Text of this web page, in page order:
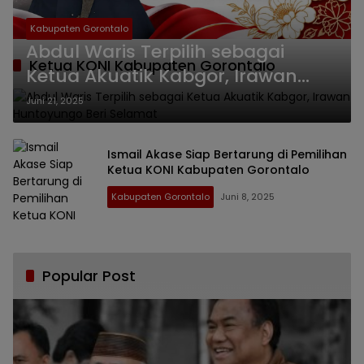
Ketua KONI Kabupaten Gorontalo
Kabupaten Gorontalo
Abdul Waris Terpilih sebagai
Ketua Akuatik Kabgor, Irawan
Huntoyungo Beri Selamat
Juni 21, 2025
Ismail Akase Siap Bertarung di Pemilihan
Ketua KONI Kabupaten Gorontalo
Kabupaten Gorontalo Juni 8, 2025
Popular Post